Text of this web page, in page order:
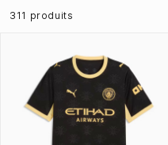
311 produits